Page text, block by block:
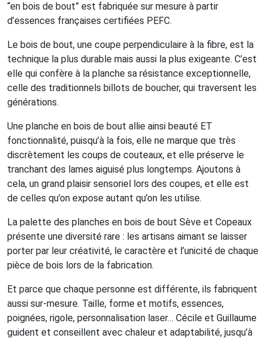
“en bois de bout” est fabriquée sur mesure à partir
d’essences françaises certifiées PEFC.
Le bois de bout, une coupe perpendiculaire à la fibre, est la
technique la plus durable mais aussi la plus exigeante. C’est
elle qui confère à la planche sa résistance exceptionnelle,
celle des traditionnels billots de boucher, qui traversent les
générations.
Une planche en bois de bout allie ainsi beauté ET
fonctionnalité, puisqu’à la fois, elle ne marque que très
discrètement les coups de couteaux, et elle préserve le
tranchant des lames aiguisé plus longtemps. Ajoutons à
cela, un grand plaisir sensoriel lors des coupes, et elle est
de celles qu’on expose autant qu’on les utilise.
La palette des planches en bois de bout Sève et Copeaux
présente une diversité rare : les artisans aimant se laisser
porter par leur créativité, le caractère et l’unicité de chaque
pièce de bois lors de la fabrication.
Et parce que chaque personne est différente, ils fabriquent
aussi sur-mesure. Taille, forme et motifs, essences,
poignées, rigole, personnalisation laser… Cécile et Guillaume
guident et conseillent avec chaleur et adaptabilité, jusqu’à